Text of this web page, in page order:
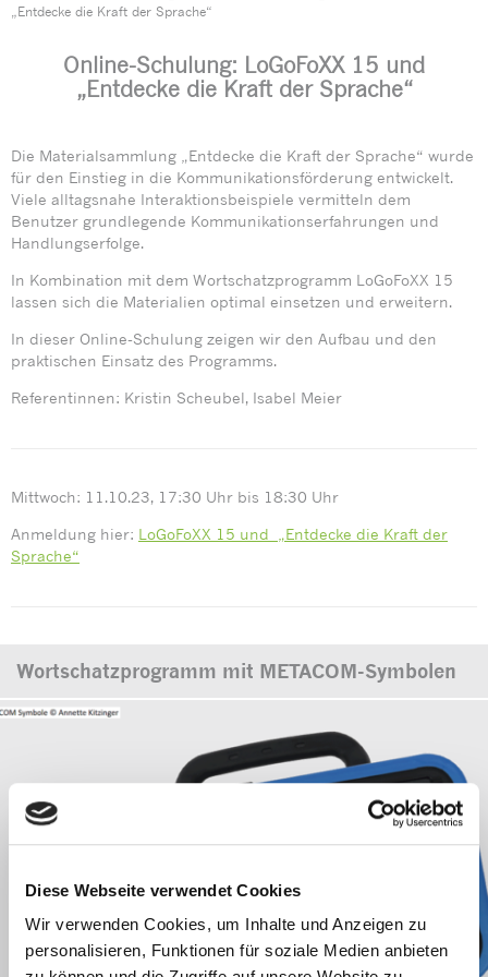
Diese Webseite verwendet Cookies
Wir verwenden Cookies, um Inhalte und Anzeigen zu
personalisieren, Funktionen für soziale Medien anbieten
„Entdecke die Kraft der Sprache“
Online-Schulung: LoGoFoXX 15 und
„Entdecke die Kraft der Sprache“
Die Materialsammlung „Entdecke die Kraft der Sprache“ wurde
für den Einstieg in die Kommunikationsförderung entwickelt.
Viele alltagsnahe Interaktionsbeispiele vermitteln dem
Benutzer grundlegende Kommunikationserfahrungen und
Handlungserfolge.
In Kombination mit dem Wortschatzprogramm LoGoFoXX 15
lassen sich die Materialien optimal einsetzen und erweitern.
In dieser Online-Schulung zeigen wir den Aufbau und den
praktischen Einsatz des Programms.
Referentinnen: Kristin Scheubel, Isabel Meier
Mittwoch: 11.10.23, 17:30 Uhr bis 18:30 Uhr
Anmeldung hier: LoGoFoXX 15 und „Entdecke die Kraft der
Sprache“
Wortschatzprogramm mit METACOM-Symbolen